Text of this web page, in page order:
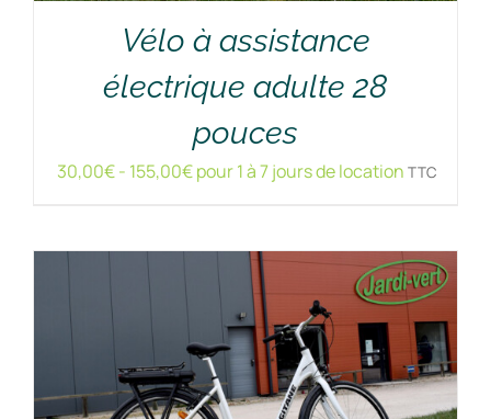
Vélo à assistance
électrique adulte 28
pouces
30,00€- 155,00€pour 1 à 7 jours de location TTC